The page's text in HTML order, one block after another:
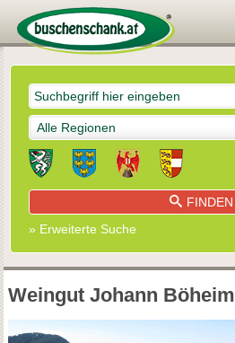
Alle Regionen
FINDEN
» Erweiterte Suche
Weingut Johann Böheim